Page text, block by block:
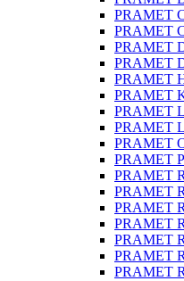
PRAMET
PRAMET
PRAMET
PRAMET
PRAMET
PRAMET
PRAMET
PRAMET
PRAMET
PRAMET
PRAMET
PRAMET
PRAMET
PRAMET
PRAMET
PRAMET
PRAMET